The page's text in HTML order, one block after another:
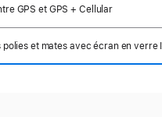
GPS et GPS + Cellular
polies et mates avec écran en verre